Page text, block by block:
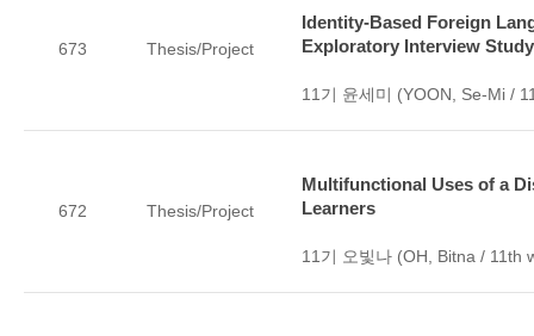
673 Thesis/Project
Identity-Based Foreign
Exploratory Interview Study
11기 윤세미 (YOON, Se-Mi /
672 Thesis/Project
Multifunctional Uses of a
Learners
11기 오빛나 (OH, Bitna / 11th